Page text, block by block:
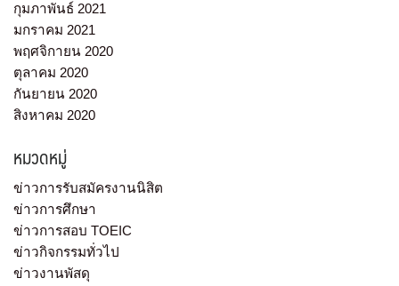
กุมภาพันธ์ 2021
มกราคม 2021
พฤศจิกายน 2020
ตุลาคม 2020
กันยายน 2020
สิงหาคม 2020
หมวดหมู่
ข่าวการรับสมัครงานนิสิต
ข่าวการศึกษา
ข่าวการสอบ TOEIC
ข่าวกิจกรรมทั่วไป
ข่าวงานพัสดุ